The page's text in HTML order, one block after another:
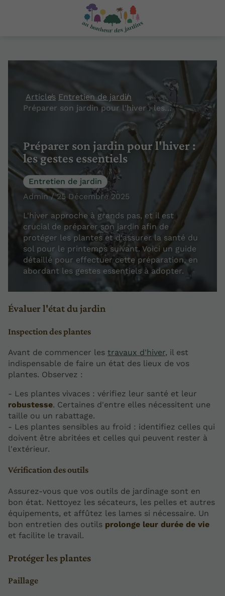
Articles Entretien de jardin
Préparer son jardin pour l'hiver : les gestes essentiels
Préparer son jardin pour l'hiver :
les gestes essentiels
Entretien de jardin
Admin / 25 Décembre 2025
L'hiver approche à grands pas, et il est
crucial de préparer son jardin afin de
protéger les plantes et d'assurer la santé du
sol pour le printemps suivant. Voici un guide
détaillé pour effectuer cette préparation, en
abordant les gestes essentiels à adopter.
Évaluer l'état du jardin
Inspection des plantes
Avant de commencer les travaux d'hiver, il est
indispensable de faire un état des lieux de vos
plantes. Observez :
- Les plantes vivaces : vérifiez leur santé et leur
robustesse. Certaines d'entre elles nécessitent une
taille ou un rabattage.
- Les plantes sensibles au froid : identifiez celles qui
doivent être abritées et celles qui peuvent rester à
l'extérieur.
Vérification des outils
Assurez-vous que vos outils de jardinage sont en
bon état. Nettoyez les sécateurs, les pelles et autres
équipements, et affûtez les lames si nécessaire. Un
bon entretien des outils prolonge leur durée de vie
et facilite le travail.
Protéger les plantes
Paillage